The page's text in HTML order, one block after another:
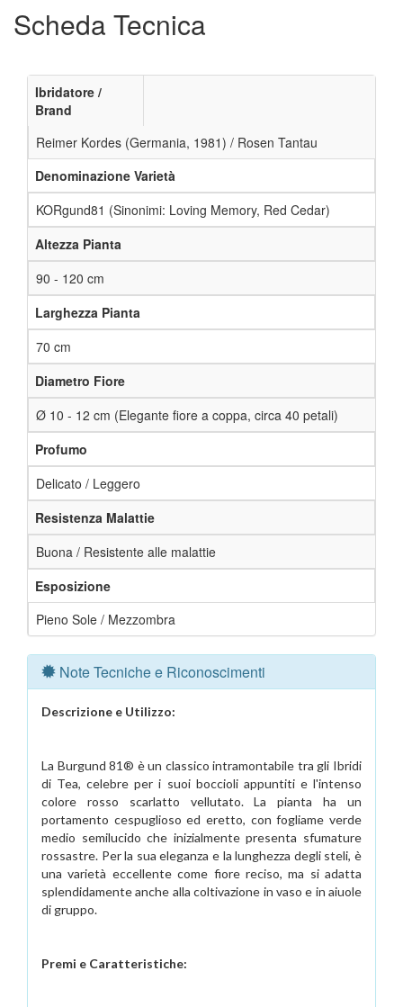
Scheda Tecnica
Ibridatore /
Brand
Reimer Kordes (Germania, 1981) / Rosen Tantau
Denominazione Varietà
KORgund81 (Sinonimi: Loving Memory, Red Cedar)
Altezza Pianta
90 - 120 cm
Larghezza Pianta
70 cm
Diametro Fiore
Ø 10 - 12 cm (Elegante fiore a coppa, circa 40 petali)
Profumo
Delicato / Leggero
Resistenza Malattie
Buona / Resistente alle malattie
Esposizione
Pieno Sole / Mezzombra
Note Tecniche e Riconoscimenti
Descrizione e Utilizzo:
La Burgund 81® è un classico intramontabile tra gli Ibridi
di Tea, celebre per i suoi boccioli appuntiti e l'intenso
colore rosso scarlatto vellutato. La pianta ha un
portamento cespuglioso ed eretto, con fogliame verde
medio semilucido che inizialmente presenta sfumature
rossastre. Per la sua eleganza e la lunghezza degli steli, è
una varietà eccellente come fiore reciso, ma si adatta
splendidamente anche alla coltivazione in vaso e in aiuole
di gruppo.
Premi e Caratteristiche: